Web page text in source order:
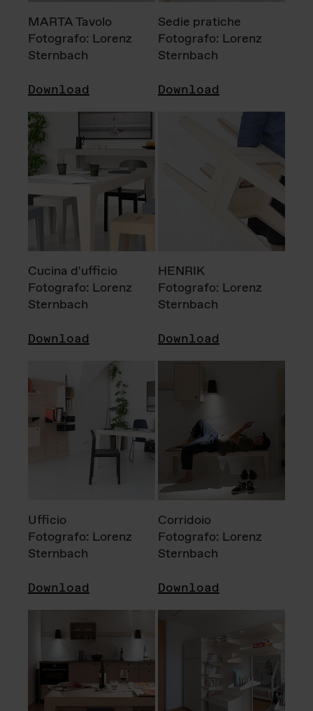
MARTA Tavolo
Fotografo: Lorenz
Sternbach
Download
Sedie pratiche
Fotografo: Lorenz
Sternbach
Download
Cucina d'ufficio
Fotografo: Lorenz
Sternbach
Download
HENRIK
Fotografo: Lorenz
Sternbach
Download
Ufficio
Fotografo: Lorenz
Sternbach
Download
Corridoio
Fotografo: Lorenz
Sternbach
Download